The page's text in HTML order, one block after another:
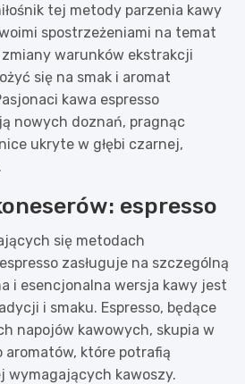
tej metody parzenia kawy
spostrzeżeniami na temat
zmiany warunków ekstrakcji
się na smak i aromat
kawa espresso
nowych doznań, pragnąc
ukryte w głębi czarnej,
espresso
się metodach
zasługuje na szczególną
i esencjonalna wersja kawy jest
i smaku. Espresso, będące
napojów kawowych, skupia w
aromatów, które potrafią
wymagających kawoszy.